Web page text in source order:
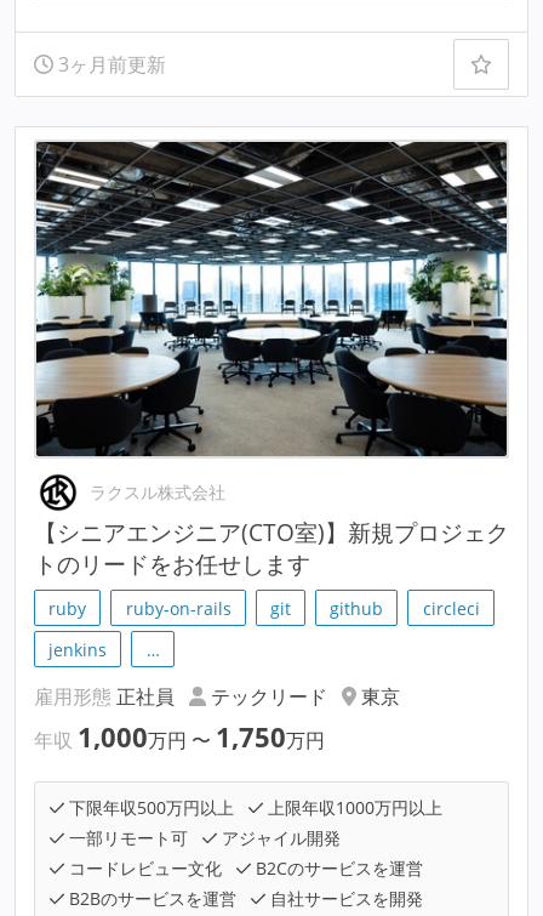
3ヶ月前更新
ラクスル株式会社
【シニアエンジニア(CTO室)】新規プロジェク
トのリードをお任せします
ruby ruby-on-rails git github
circleci
jenkins
…
雇用形態 正社員 テックリード
東京
年収 1,000万円 〜 1,750万円
下限年収500万円以上
上限年収1000万円以上
一部リモート可
アジャイル開発
コードレビュー文化
B2Cのサービスを運営
B2Bのサービスを運営
自社サービスを開発